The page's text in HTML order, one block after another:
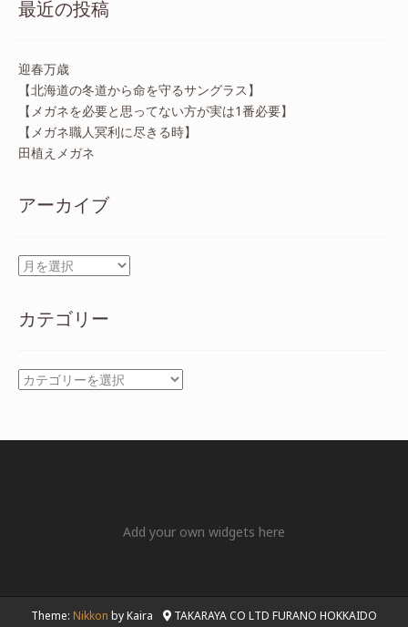
最近の投稿
迎春万歳
【北海道の冬道から命を守るサングラス】
【メガネを必要と思ってない方が実は1番必要】
【メガネ職人冥利に尽きる時】
田植えメガネ
アーカイブ
ア
イ
カテゴリー
カ
Add your own widgets here
Theme: Nikkon by Kaira TAKARAYA CO LTD FURANO HOKKAIDO